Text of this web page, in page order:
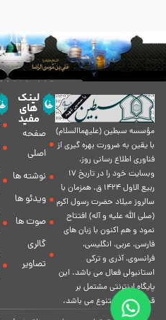
مؤسسه سبطين (عليهماالسلام)
با يقين به ضرورت بهره گیرى از
فناورى اطلاع رسانى روز،
وبسایت خود را در تاريخ 17
ربيع الاول 1424 ق. همزمان با
سالروز ميلاد حضرت رسول اكرم
(صلی الله علیه و آله) افتتاح
نمود و هم اكنون با زبان های
فارسی، عربى، انگلیسی،
فرانسوی، آذری و ترکی
استانبولی فعال مى باشد. اين
پايگاه اينترنتى مشتمل بر
قسمت هاى متنوع مى باشد.
لینک
های
مفید
صفحه
اصلی
نوشته ها
ویدئو ها
صوت ها
گالری
تصاویر